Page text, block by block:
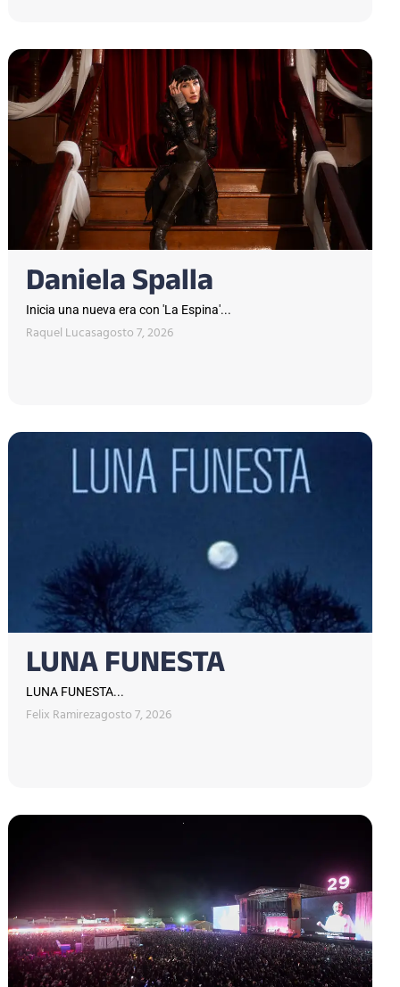
Daniela Spalla
Inicia una nueva era con 'La Espina'...
Raquel Lucasagosto 7, 2026
LUNA FUNESTA
LUNA FUNESTA...
Felix Ramirezagosto 7, 2026